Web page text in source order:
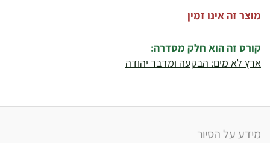
מוצר זה אינו זמין
קורס זה הוא חלק מסדרה:
ארץ לא מים: הבקעה ומדבר יהודה
מידע על הסיור